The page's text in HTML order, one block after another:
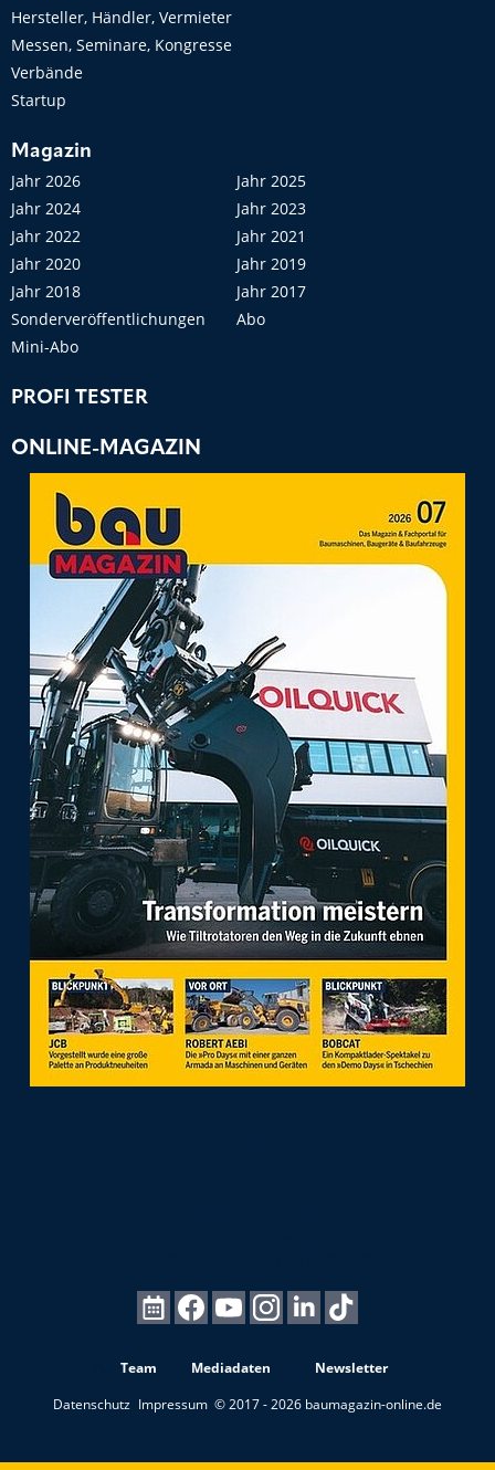
Hersteller, Händler, Vermieter
Messen, Seminare, Kongresse
Verbände
Startup
Magazin
Jahr 2026
Jahr 2025
Jahr 2024
Jahr 2023
Jahr 2022
Jahr 2021
Jahr 2020
Jahr 2019
Jahr 2018
Jahr 2017
Sonderveröffentlichungen
Abo
Mini-Abo
PROFI TESTER
ONLINE-MAGAZIN
Team Mediadaten
Newsletter
Datenschutz Impressum © 2017 - 2026 baumagazin-online.de